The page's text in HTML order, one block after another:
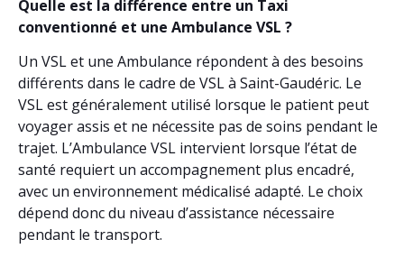
Quelle est la différence entre un Taxi
conventionné et une Ambulance VSL ?
Un VSL et une Ambulance répondent à des besoins
différents dans le cadre de VSL à Saint-Gaudéric. Le
VSL est généralement utilisé lorsque le patient peut
voyager assis et ne nécessite pas de soins pendant le
trajet. L’Ambulance VSL intervient lorsque l’état de
santé requiert un accompagnement plus encadré,
avec un environnement médicalisé adapté. Le choix
dépend donc du niveau d’assistance nécessaire
pendant le transport.